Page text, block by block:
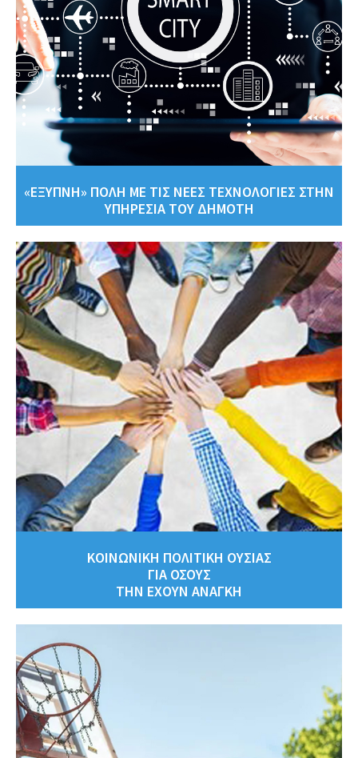
«ΕΞΥΠΝΗ» ΠΟΛΗ ΜΕ ΤΙΣ ΝΕΕΣ ΤΕΧΝΟΛΟΓΙΕΣ ΣΤΗΝ
ΥΠΗΡΕΣΙΑ ΤΟΥ ΔΗΜΟΤΗ
ΚΟΙΝΩΝΙΚΗ ΠΟΛΙΤΙΚΗ ΟΥΣΙΑΣ
ΓΙΑ ΟΣΟΥΣ
ΤΗΝ ΕΧΟΥΝ ΑΝΑΓΚΗ